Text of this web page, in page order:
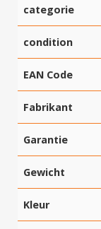
categorie
condition
EAN Code
Fabrikant
Garantie
Gewicht
Kleur